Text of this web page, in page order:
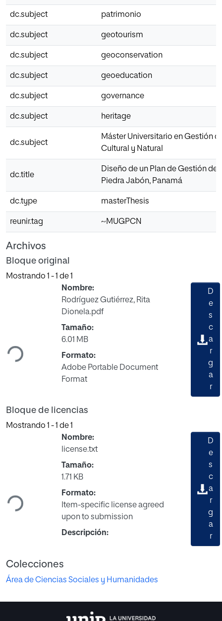
dc.subject patrimonio
dc.subject geotourism
dc.subject geoconservation
dc.subject geoeducation
dc.subject governance
dc.subject heritage
dc.subject
Máster Universitario en Gestión
Cultural y Natural
dc.title
Diseño de un Plan de Gestión
Piedra Jabón, Panamá
dc.type masterThesis
reunir.tag ~MUGPCN
Archivos
Bloque original
Mostrando 1 - 1 de 1
Cargando...
Nombre:
Rodríguez Gutiérrez, Rita
Dionela.pdf
Tamaño:
6.01 MB
Formato:
Adobe Portable Document
Format
D
e
s
c
a
r
g
a
r
Bloque de licencias
Mostrando 1 - 1 de 1
Cargando...
Nombre:
license.txt
Tamaño:
1.71 KB
Formato:
Item-specific license agreed
upon to submission
Descripción:
D
e
s
c
a
r
g
a
r
Colecciones
Área de Ciencias Sociales y Humanidades